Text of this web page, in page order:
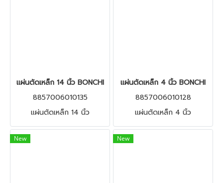
แผ่นตัดเหล็ก 14 นิ้ว BONCHI
8857006010135
แผ่นตัดเหล็ก 14 นิ้ว
แผ่นตัดเหล็ก 4 นิ้ว BONCHI
8857006010128
แผ่นตัดเหล็ก 4 นิ้ว
New New